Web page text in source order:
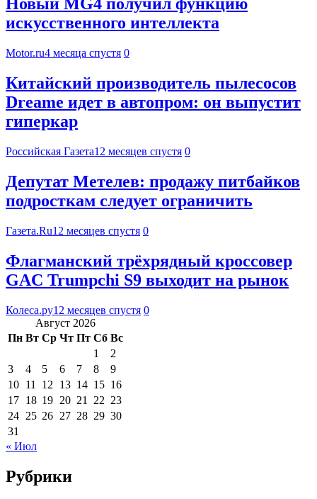
Новый MG4 получил функцию
искусственного интеллекта
Motor.ru4 месяца спустя 0
Китайский производитель пылесосов
Dreame идет в автопром: он выпустит
гиперкар
Российская Газета12 месяцев спустя 0
Депутат Метелев: продажу питбайков
подросткам следует ограничить
Газета.Ru12 месяцев спустя 0
Флагманский трёхрядный кроссовер
GAC Trumpchi S9 выходит на рынок
Колеса.ру12 месяцев спустя 0
Август 2026
Пн Вт Ср Чт Пт Сб Вс
1
2
3
4 5 6 7 8
9
10 11 12 13 14 15 16
17 18 19 20 21 22 23
24 25 26 27 28 29 30
31
« Июл
Рубрики